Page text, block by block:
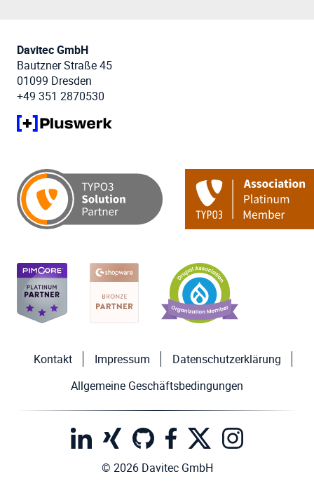
Davitec GmbH
Bautzner Straße 45
01099 Dresden
+49 351 2870530
Kontakt Impressum
Datenschutzerklärung
Allgemeine Geschäftsbedingungen
© 2026 Davitec GmbH